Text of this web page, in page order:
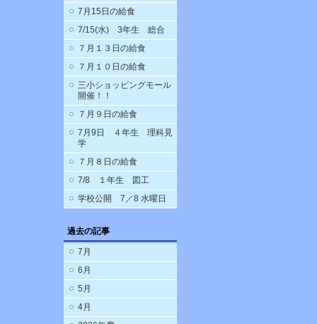
7月15日の給食
7/15(水) 3年生 総合
７月１３日の給食
７月１０日の給食
三小ショッピングモール
開催！！
７月９日の給食
7月9日 ４年生 理科見
学
７月８日の給食
7/8 １年生 図工
学校公開 7／8 水曜日
過去の記事
7月
6月
5月
4月